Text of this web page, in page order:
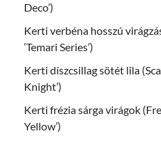
Deco’)
Kerti verbéna hosszú
‘Temari Series’)
Kerti díszcsillag sötét lila
Knight’)
Kerti frézia sárga virágok
Yellow’)